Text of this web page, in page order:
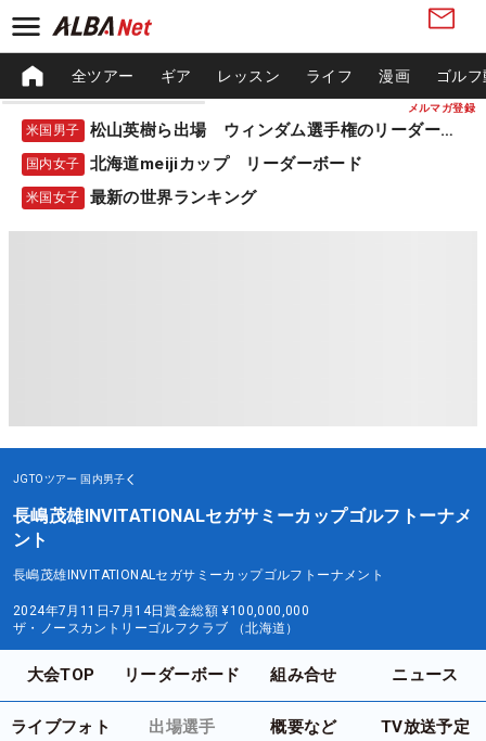
メルマガ登録
全ツアー ギア レッスン ライフ 漫画 ゴル
米国男子 松山英樹ら出場 ウィンダム選手権のリーダーボード
国内女子 北海道meijiカップ リーダーボード
米国女子 最新の世界ランキング
JGTOツアー 国内男子
長嶋茂雄INVITATIONALセガサミーカップゴルフトーナメ
ント
長嶋茂雄INVITATIONALセガサミーカップゴルフトーナメント
2024年7月11日-7月14日賞金総額 ¥100,000,000
ザ・ノースカントリーゴルフクラブ （北海道）
大会TOP リーダーボード 組み合せ ニュース
ライブフォト 出場選手 概要など TV放送予定